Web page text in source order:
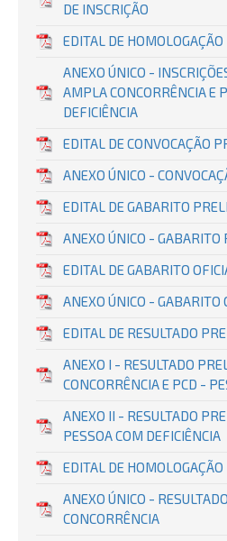
DE INSCRIÇÃO
EDITAL DE
ANEXO ÚNICO -
AMPLA CONCORRÊNCIA E
DEFICIÊNCIA
EDITAL DE CONVOCAÇÃO
ANEXO ÚNICO -
EDITAL DE GABARITO
ANEXO ÚNICO -
EDITAL DE GABARITO
ANEXO ÚNICO - GABARITO
EDITAL DE RESULTADO
ANEXO I - RESULTADO
CONCORRÊNCIA E PCD -
ANEXO II - RESULTADO
PESSOA COM DEFICIÊNCIA
EDITAL DE
ANEXO ÚNICO -
CONCORRÊNCIA